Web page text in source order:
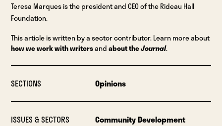
Teresa Marques is the president and CEO of the Rideau Hall
Foundation.
This article is written by a sector contributor. Learn more about
how we work with writersandabout theJournal.
SECTIONS Opinions
ISSUES & SECTORS Community Development